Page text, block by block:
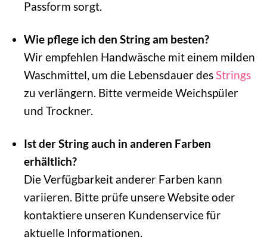
Passform sorgt.
Wie pflege ich den String am besten?
Wir empfehlen Handwäsche mit einem milden
Waschmittel, um die Lebensdauer desStrings
zu verlängern. Bitte vermeide Weichspüler
und Trockner.
Ist der String auch in anderen Farben
erhältlich?
Die Verfügbarkeit anderer Farben kann
variieren. Bitte prüfe unsere Website oder
kontaktiere unseren Kundenservice für
aktuelle Informationen.